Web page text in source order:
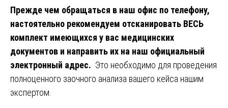
Прежде чем обращаться в наш офис по телефону,
настоятельно рекомендуем отсканировать ВЕСЬ
комплект имеющихся у вас медицинских
документов и направить их на наш официальный
электронный адрес. Это необходимо для проведения
полноценного заочного анализа вашего кейса нашим
экспертом.